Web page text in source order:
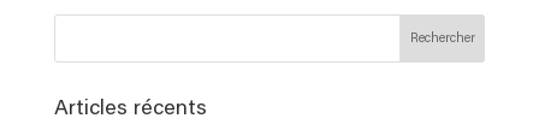
Articles récents